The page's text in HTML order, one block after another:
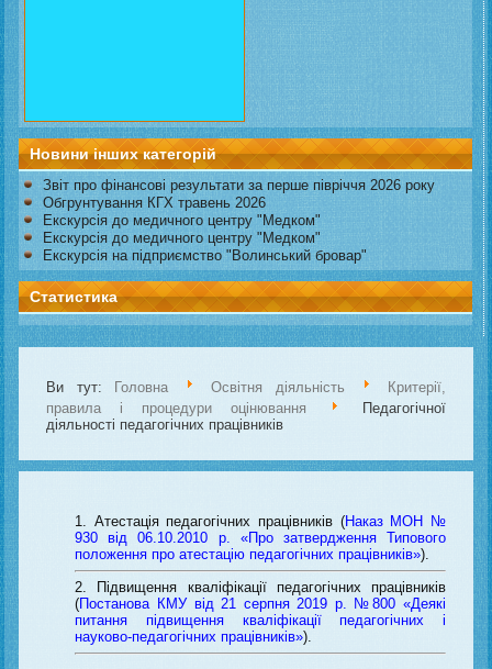
Новини інших категорій
Звіт про фінансові результати за перше півріччя 2026 року
Обгрунтування КГХ травень 2026
Екскурсія до медичного центру "Медком"
Екскурсія до медичного центру "Медком"
Екскурсія на підприємство "Волинський бровар"
Статистика
Ви тут: Головна Освітня діяльність
Критерії,
правила і процедури оцінювання
Педагогічної
діяльності педагогічних працівників
Атестація педагогічних працівників (Наказ МОН №
930 від 06.10.2010 р. «Про затвердження Типового
положення про атестацію педагогічних працівників»).
Підвищення кваліфікації педагогічних працівників
(Постанова КМУ від 21 серпня 2019 р. №800 «Деякі
питання підвищення кваліфікації педагогічних і
науково-педагогічних працівників»).